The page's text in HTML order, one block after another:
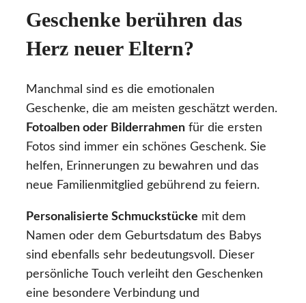
Geschenke berühren das
Herz neuer Eltern?
Manchmal sind es die emotionalen
Geschenke, die am meisten geschätzt werden.
Fotoalben oder Bilderrahmen für die ersten
Fotos sind immer ein schönes Geschenk. Sie
helfen, Erinnerungen zu bewahren und das
neue Familienmitglied gebührend zu feiern.
Personalisierte Schmuckstücke mit dem
Namen oder dem Geburtsdatum des Babys
sind ebenfalls sehr bedeutungsvoll. Dieser
persönliche Touch verleiht den Geschenken
eine besondere Verbindung und